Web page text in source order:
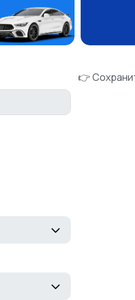
👉